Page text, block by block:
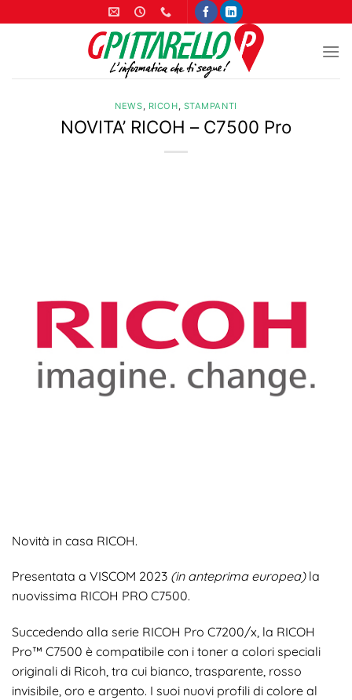
ai
NEWS, RICOH, STAMPANTI
NOVITA’ RICOH – C7500 Pro
Novità in casa RICOH.
Presentata a VISCOM 2023 (in anteprima europea)la
nuovissima RICOH PRO C7500.
Succedendo alla serie RICOH Pro C7200/x, la RICOH
Pro™ C7500 è compatibile con i toner a colori speciali
originali di Ricoh, tra cui bianco, trasparente, rosso
invisibile, oro e argento. I suoi nuovi profili di colore al